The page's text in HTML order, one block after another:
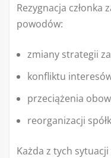
Rezygnacja członka
powodów:
zmiany strategii
konfliktu
przeciążenia
reorganizacji
Każda z tych